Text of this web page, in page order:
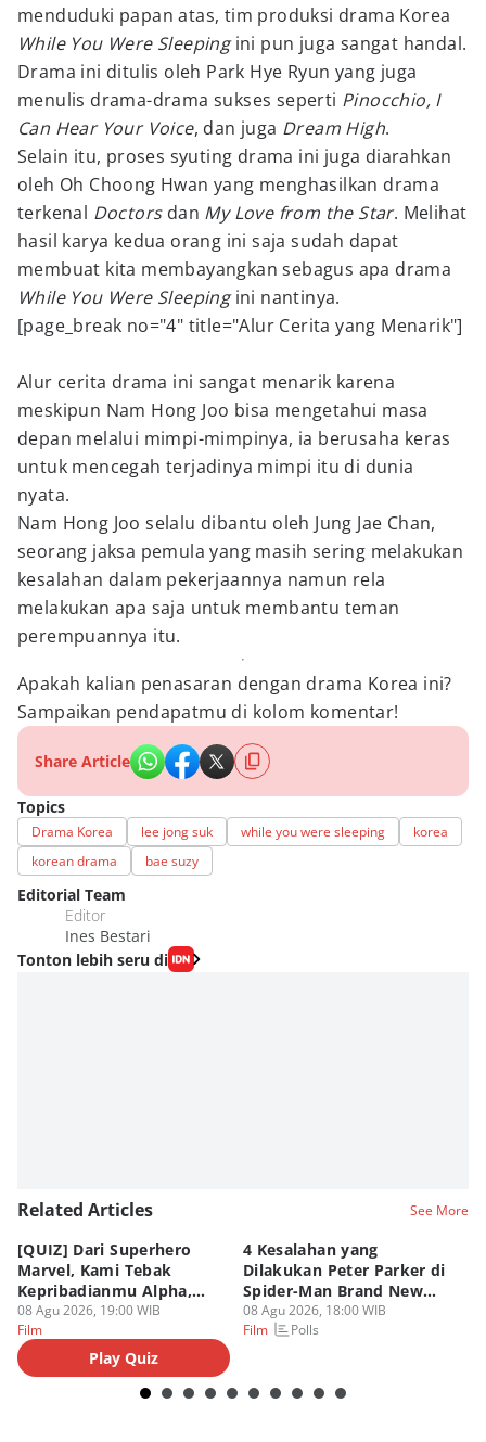
menduduki papan atas, tim produksi drama Korea
While You Were Sleepingini pun juga sangat handal.
Drama ini ditulis oleh Park Hye Ryun yang juga
menulis drama-drama sukses seperti Pinocchio, I
Can Hear Your Voice, dan juga Dream High.
Selain itu, proses syuting drama ini juga diarahkan
oleh Oh Choong Hwan yang menghasilkan drama
terkenal Doctors dan My Love from the Star. Melihat
hasil karya kedua orang ini saja sudah dapat
membuat kita membayangkan sebagus apa drama
While You Were Sleepingini nantinya.
[page_break no="4" title="Alur Cerita yang Menarik"]
Alur cerita drama ini sangat menarik karena
meskipun Nam Hong Joo bisa mengetahui masa
depan melalui mimpi-mimpinya, ia berusaha keras
untuk mencegah terjadinya mimpi itu di dunia
nyata.
Nam Hong Joo selalu dibantu oleh Jung Jae Chan,
seorang jaksa pemula yang masih sering melakukan
kesalahan dalam pekerjaannya namun rela
melakukan apa saja untuk membantu teman
perempuannya itu.
Apakah kalian penasaran dengan drama Korea ini?
Sampaikan pendapatmu di kolom komentar!
Share Article
Topics
Drama Korea lee jong suk while you were sleeping
korea
korean drama
bae suzy
Editorial Team
Editor
Ines Bestari
Tonton lebih seru di
Related Articles See More
[QUIZ] Dari Superhero
Marvel, Kami Tebak
Kepribadianmu Alpha,
Beta, atau Omega
08 Agu 2026, 19:00 WIB
Film
Play Quiz
4 Kesalahan yang
Dilakukan Peter Parker di
Spider-Man Brand New
Day
08 Agu 2026, 18:00 WIB
Film
Polls